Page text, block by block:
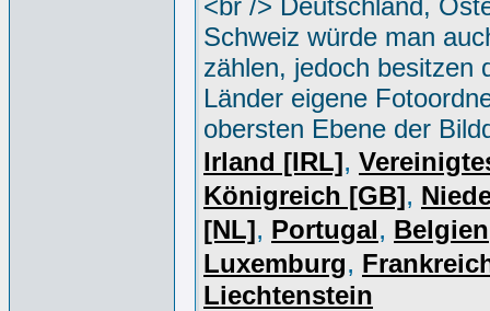
<br /> Deutschland,
Schweiz würde man
zählen, jedoch besitzen
Länder eigene
obersten Ebene der
Irland [IRL],
Königreich [GB],
[NL], Portugal, Belgien
Luxemburg,
Liechtenstein